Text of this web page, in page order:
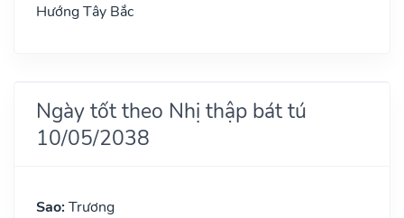
Hướng Tây Bắc
Ngày tốt theo Nhị thập bát tú
10/05/2038
Sao: Trương